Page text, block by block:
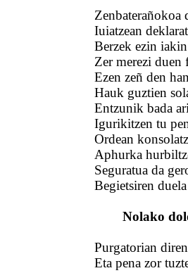
Zenbaterañokoa
Iuiatzean
Berzek ezin
Zer merezi duen
Ezen zeñ den
Hauk guztien
Entzunik bada
Igurikitzen tu
Ordean
Aphurka
Seguratua da
Begietsiren
Nolako
Purgatorian
Eta pena zor